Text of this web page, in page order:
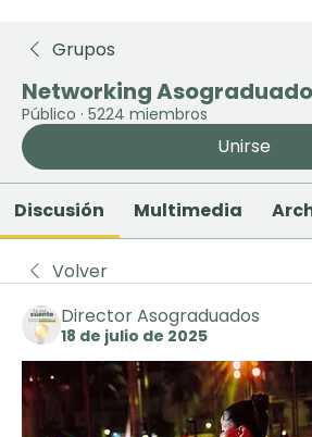
Grupos
Networking
Público · 5224 miembros
Unirse
Discusión Multimedia
Volver
Director Asograduados
18 de julio de 2025